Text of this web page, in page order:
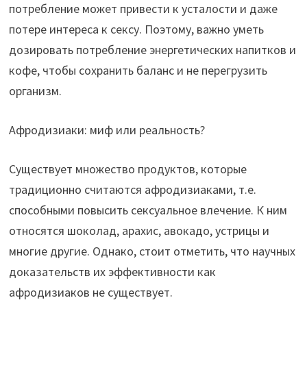
потребление может привести к усталости и даже
потере интереса к сексу. Поэтому, важно уметь
дозировать потребление энергетических напитков и
кофе, чтобы сохранить баланс и не перегрузить
организм.
Афродизиаки: миф или реальность?
Существует множество продуктов, которые
традиционно считаются афродизиаками, т.е.
способными повысить сексуальное влечение. К ним
относятся шоколад, арахис, авокадо, устрицы и
многие другие. Однако, стоит отметить, что научных
доказательств их эффективности как
афродизиаков не существует.